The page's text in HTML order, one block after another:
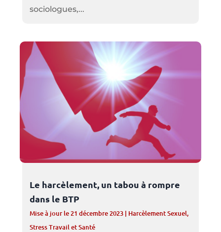
sociologues,...
Le harcèlement, un tabou à rompre
dans le BTP
Mise à jour le 21 décembre 2023| Harcèlement Sexuel,
Stress Travail et Santé